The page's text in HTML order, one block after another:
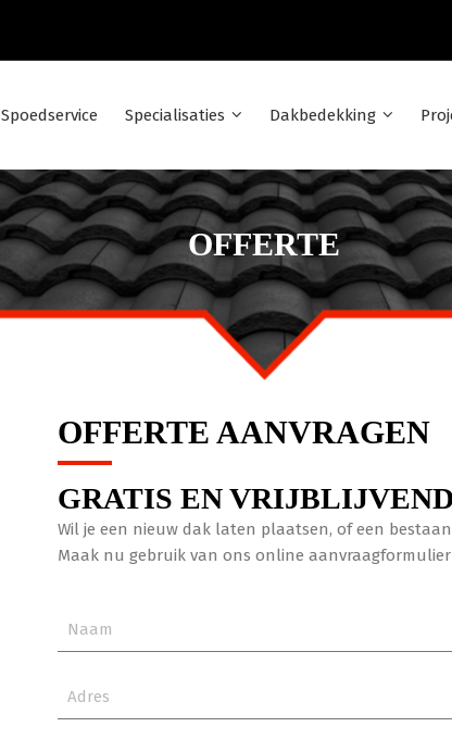
Spoedservice Specialisaties Dakbedekking
OFFERTE
OFFERTE AANVRAGEN
GRATIS EN
Wil je een nieuw dak laten plaatsen, of een
Maak nu gebruik van ons online